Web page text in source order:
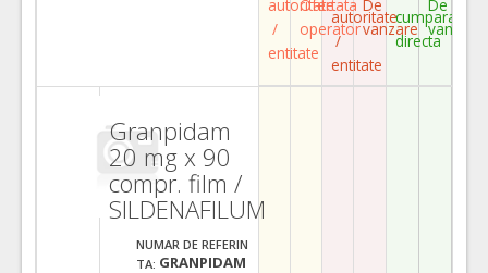
autoritate
/
entitate
Ofertata
operator
autoritate
/
entitate
De
vanzare
cumparare
directa
De
vanzare
Granpidam
20 mg x 90
compr. film /
SILDENAFILUM
NUMAR DE REFERIN
TA: GRANPIDAM